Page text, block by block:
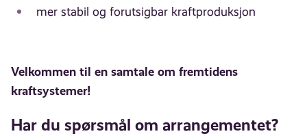
mer stabil og forutsigbar kraftproduksjon
Velkommen til en samtale om fremtidens
kraftsystemer!
Har du spørsmål om arrangementet?